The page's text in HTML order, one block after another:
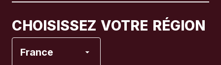
CHOISISSEZ VOTRE RÉGION
France